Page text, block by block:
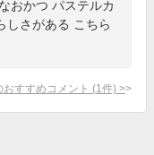
おかつ パステルカ
しさがある こちら
おすすめコメント (1 件) >